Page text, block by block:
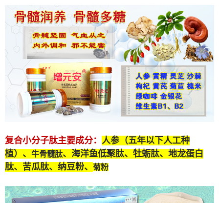
复合小分子肽主要成分： 人参（五年以下人工种
植）、 牛骨髓肽、海洋鱼低聚肽、牡蛎肽、 地龙蛋白
肽、苦瓜肽、纳豆粉、 菊粉